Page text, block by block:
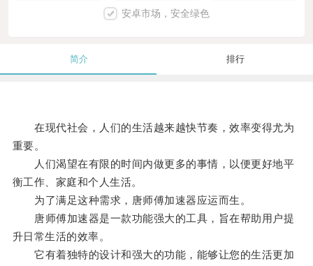
安卓市场，安全绿色
简介 排行
在现代社会，人们的生活越来越快节奏，效率变得尤为
重要。
人们渴望在有限的时间内做更多的事情，以便更好地平
衡工作、家庭和个人生活。
为了满足这种需求，唐师傅加速器应运而生。
唐师傅加速器是一款功能强大的工具，旨在帮助用户提
升日常生活的效率。
它有着独特的设计和强大的功能，能够让您的生活更加